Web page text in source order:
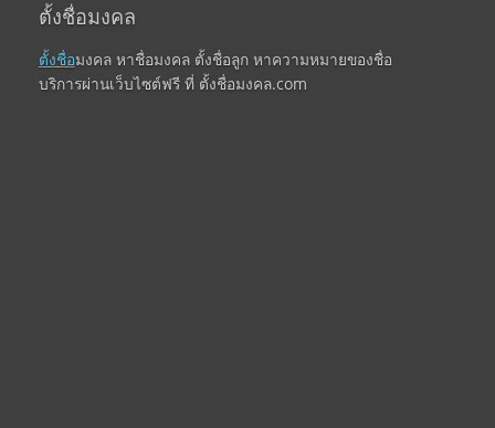
ตั้งชื่อมงคล
ตั้งชื่อมงคล หาชื่อมงคล ตั้งชื่อลูก หาความหมายของชื่อ
บริการผ่านเว็บไซต์ฟรี ที่ ตั้งชื่อมงคล.com